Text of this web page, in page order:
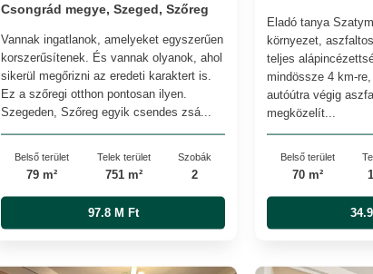
Csongrád megye, Szeged, Szőreg
Vannak ingatlanok, amelyeket egyszerűen
korszerűsítenek. És vannak olyanok, ahol
sikerül megőrizni az eredeti karaktert is.
Ez a szőregi otthon pontosan ilyen.
Szegeden, Szőreg egyik csendes zsá...
Belső terület
79 m²
Telek terület
751 m²
Szobák
2
97.8 M Ft
Eladó tanya
környezet,
teljes
mindössze 4 km-
autóútra végig
megközelít...
Belső terület
70 m²